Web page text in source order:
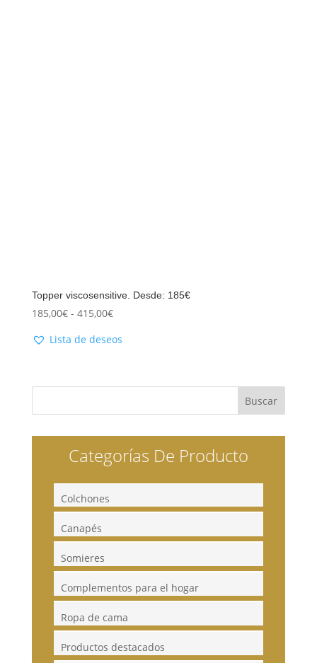
Topper viscosensitive. Desde: 185€
185,00€ - 415,00€
Lista de deseos
Categorías De Producto
Colchones
Canapés
Somieres
Complementos para el hogar
Ropa de cama
Productos destacados